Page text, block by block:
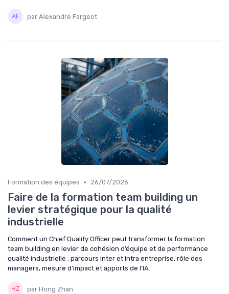
par Alexandre Fargeot
Formation des équipes • 26/07/2026
Faire de la formation team building un
levier stratégique pour la qualité
industrielle
Comment un Chief Quality Officer peut transformer la formation
team building en levier de cohésion d’équipe et de performance
qualité industrielle : parcours inter et intra entreprise, rôle des
managers, mesure d’impact et apports de l’IA.
par Hong Zhan